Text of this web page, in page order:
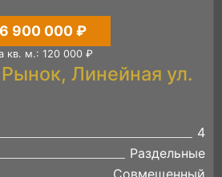
6 900 000 ₽
кв. м.: 120 000 ₽
Линейная ул.
4
Раздельные
Совмещенный